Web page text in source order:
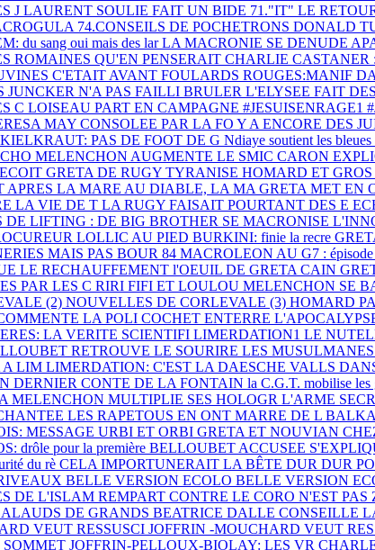
J LAURENT SOULIE FAIT UN BIDE 71."IT" LE
74.CONSEILS DE POCHETRONS DONALD
du sang oui mais des larLA MACRONIE SE DENUDE
ROMAINES QU'EN PENSERAIT CHARLIE CASTANER
C'ETAIT AVANT FOULARDS ROUGES:MANIF
JUNCKER N'A PAS FAILLI BRULER L'ELYSEE FAIT
C LOISEAU PART EN CAMPAGNE #JESUISENRAGE1
MAY CONSOLEE PAR LA FO Y A ENCORE DES
PAS DE FOOT DE G Ndiaye soutient les bleues
MELENCHON AUGMENTE LE SMIC CARON
GRETA DE RUGY TYRANISE HOMARD ET
APRES LA MARE AU DIABLE, LA MA GRETA MET EN
LA VIE DE T LA RUGY FAISAIT POURTANT DES E
DE LIFTING : DE BIG BROTHER SE MACRONISE
LOLLIC AU PIED BURKINI: finie la recre
MAIS PAS BOUR 84 MACROLEON AU G7 : épisode
LE RECHAUFFEMENT l'OEUIL DE GRETA CAIN
PAR LES C RIRI FIFI ET LOULOU MELENCHON SE
(2) NOUVELLES DE CORLEVALE (3) HOMARD
LA POLI COCHET ENTERRE
LA VERITE SCIENTIFI LIMERDATION1 LE
RETROUVE LE SOURIRE LES
A LIM LIMERDATION: C'EST LA DAESCHE VALLS
DERNIER CONTE DE LA FONTAIN la C.G.T. mobilise les
MELENCHON MULTIPLIE SES HOLOGR L'ARME
LES RAPETOUS EN ONT MARRE DE L
MESSAGE URBI ET ORBI GRETA ET NOUVIAN
drôle pour la première BELLOUBET ACCUSEE
du rè CELA IMPORTUNERAIT LA BÊTE DUR DUR
BELLE VERSION ECOLO BELLE VERSION
DE L'ISLAM REMPART CONTRE LE CORO N'EST PAS
DE GRANDS BEATRICE DALLE CONSEILLE
VEUT RESSUSCI JOFFRIN -MOUCHARD VEUT
JOFFRIN-PELLOUX-BIOLAY: LES VR